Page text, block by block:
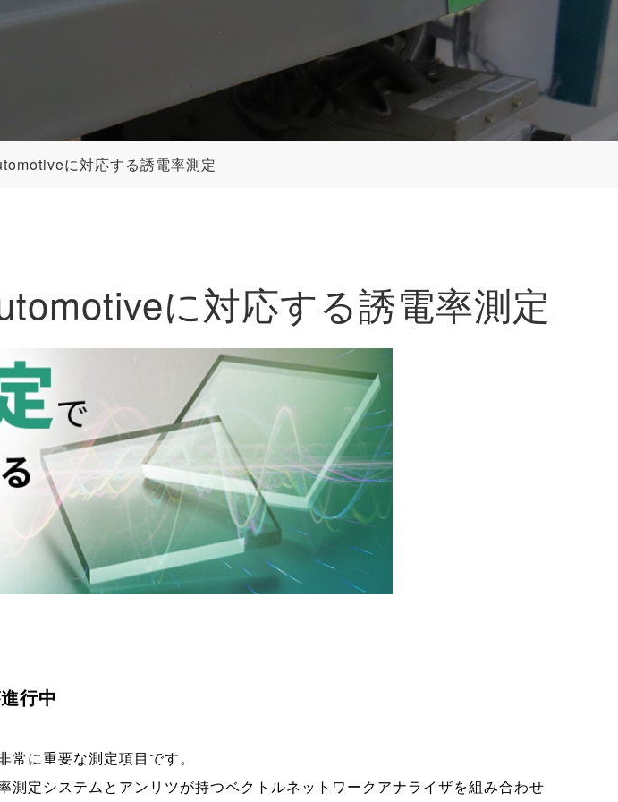
に対応する誘電率測定
に対応する誘電率測定
行中
に重要な測定項目です。
測定システムと アンリツが持つベクトルネットワークアナライザを組み合わせ